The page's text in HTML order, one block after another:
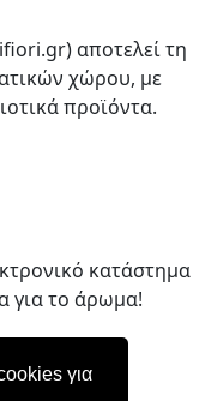
για
αποτελεί τη
χώρου, με
προϊόντα.
κατάστημα
για το άρωμα!